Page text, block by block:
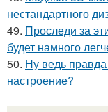
нестандартного
49. Проследи за
будет намного
50. Ну ведь
настроение?